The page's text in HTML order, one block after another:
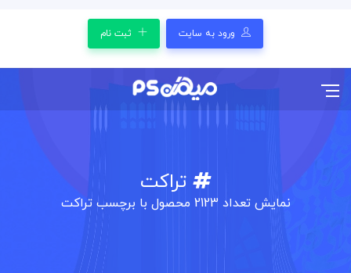
ورود به سایت ثبت نام
تراکت
نمایش تعداد 2123 محصول با برچسب تراکت